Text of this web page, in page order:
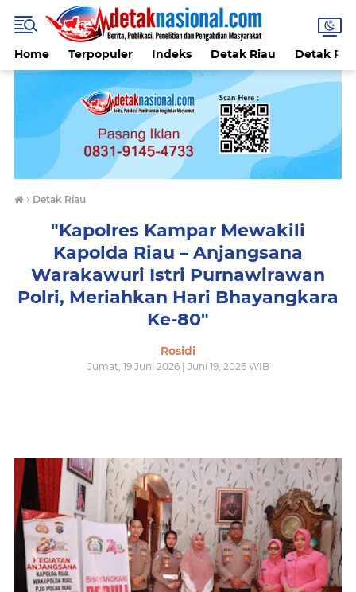
Home Terpopuler Indeks Detak Riau Detak
› Detak Riau
"Kapolres Kampar Mewakili
Kapolda Riau – Anjangsana
Warakawuri Istri Purnawirawan
Polri, Meriahkan Hari Bhayangkara
Ke-80"
Rosidi
Jumat, 19 Juni 2026 | Juni 19, 2026 WIB